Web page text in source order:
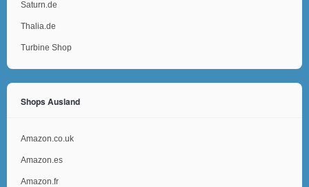
Saturn.de
Thalia.de
Turbine Shop
Shops Ausland
Amazon.co.uk
Amazon.es
Amazon.fr